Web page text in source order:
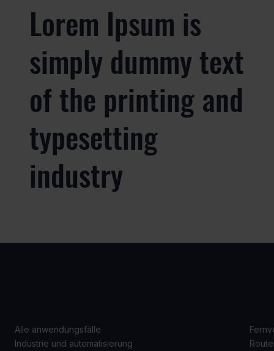
Lorem Ipsum is
simply dummy text
of the printing and
typesetting
industry
Alle anwendungsfälle
Industrie und automatisierung